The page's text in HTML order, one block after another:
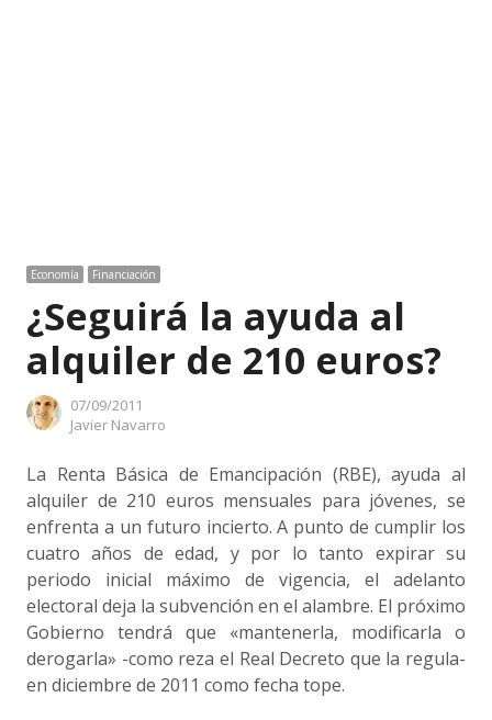
Economía Financiación
¿Seguirá la ayuda al
alquiler de 210 euros?
07/09/2011
Author
Javier Navarro
La Renta Básica de Emancipación (RBE), ayuda al
alquiler de 210 euros mensuales para jóvenes, se
enfrenta a un futuro incierto. A punto de cumplir los
cuatro años de edad, y por lo tanto expirar su
periodo inicial máximo de vigencia, el adelanto
electoral deja la subvención en el alambre. El próximo
Gobierno tendrá que «mantenerla, modificarla o
derogarla» -como reza el Real Decreto que la regula-
en diciembre de 2011 como fecha tope.